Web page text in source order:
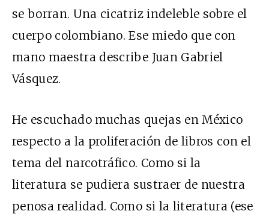
se borran. Una cicatriz indeleble sobre el
cuerpo colombiano. Ese miedo que con
mano maestra describe Juan Gabriel
Vásquez.
He escuchado muchas quejas en México
respecto a la proliferación de libros con el
tema del narcotráfico. Como si la
literatura se pudiera sustraer de nuestra
penosa realidad. Como si la literatura (ese